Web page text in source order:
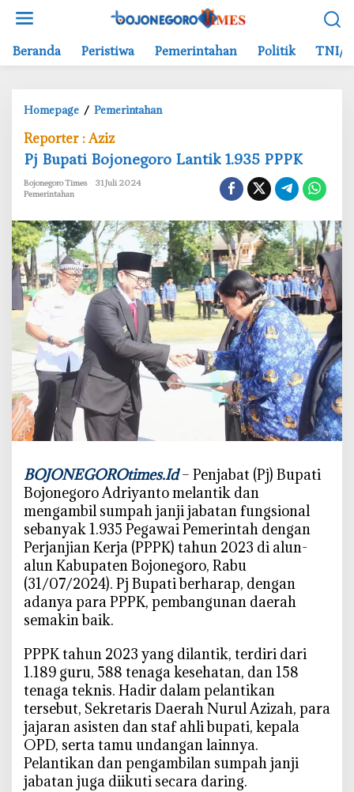
Beranda Peristiwa Pemerintahan Politik TNI/
Homepage / PemerintahanP
u
i
B
o
j
o
n
g
o
r
t
i
k
1
.
9
3
5
P
K
Reporter : Aziz
Pj Bupati Bojonegoro Lantik 1.935 PPPK
Bojonegoro Times
31 Juli 2024
Pemerintahan
BOJONEGOROtimes.Id– Penjabat (Pj) Bupati
Bojonegoro Adriyanto melantik dan
mengambil sumpah janji jabatan fungsional
sebanyak 1.935 Pegawai Pemerintah dengan
Perjanjian Kerja (PPPK) tahun 2023 di alun-
alun Kabupaten Bojonegoro, Rabu
(31/07/2024). Pj Bupati berharap, dengan
adanya para PPPK, pembangunan daerah
semakin baik.
PPPK tahun 2023 yang dilantik, terdiri dari
1.189 guru, 588 tenaga kesehatan, dan 158
tenaga teknis. Hadir dalam pelantikan
tersebut, Sekretaris Daerah Nurul Azizah, para
jajaran asisten dan staf ahli bupati, kepala
OPD, serta tamu undangan lainnya.
Pelantikan dan pengambilan sumpah janji
jabatan juga diikuti secara daring.